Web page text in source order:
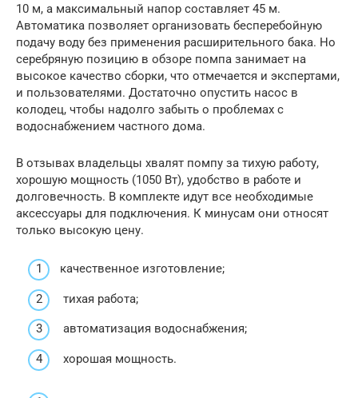
10 м, а максимальный напор составляет 45 м.
Автоматика позволяет организовать бесперебойную
подачу воду без применения расширительного бака. Но
серебряную позицию в обзоре помпа занимает на
высокое качество сборки, что отмечается и экспертами,
и пользователями. Достаточно опустить насос в
колодец, чтобы надолго забыть о проблемах с
водоснабжением частного дома.
В отзывах владельцы хвалят помпу за тихую работу,
хорошую мощность (1050 Вт), удобство в работе и
долговечность. В комплекте идут все необходимые
аксессуары для подключения. К минусам они относят
только высокую цену.
качественное изготовление;
тихая работа;
автоматизация водоснабжения;
хорошая мощность.